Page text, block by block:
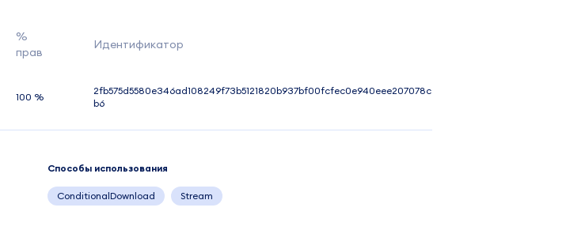
%
прав
Идентификатор
100 %
2fb575d5580e346ad108249f73b5121820b937bf00fcfec0e940eee207078c
b6
Способы использования
ConditionalDownload Stream